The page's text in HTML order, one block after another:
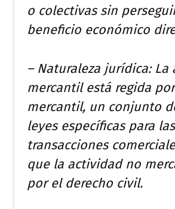
o colectivas sin
beneficio económico
– Naturaleza jurídica: La
mercantil está regida
mercantil, un conjunto
leyes específicas para las
transacciones
que la actividad no
por el derecho civil.